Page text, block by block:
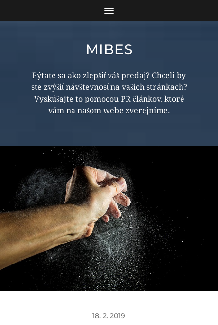
MIBES
Pýtate sa ako zlepšiť váš predaj? Chceli by
ste zvýšiť návštevnosť na vašich stránkach?
Vyskúšajte to pomocou PR článkov, ktoré
vám na našom webe zverejníme.
18. 2. 2019